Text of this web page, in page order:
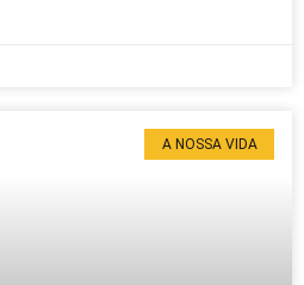
A NOSSA VIDA